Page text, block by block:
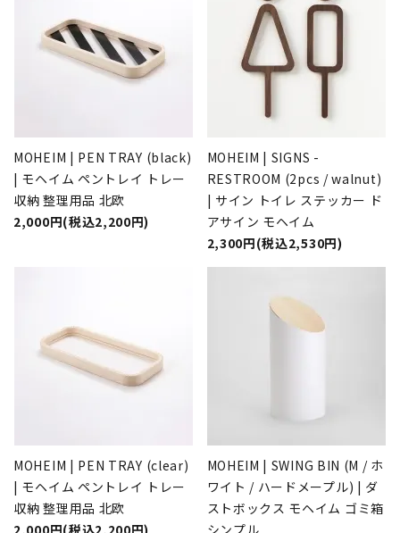
MOHEIM | PEN TRAY (black)
| モヘイム ペントレイ トレー
収納 整理用品 北欧
2,000円(税込2,200円)
MOHEIM | SIGNS -
RESTROOM (2pcs / walnut)
| サイン トイレ ステッカー ド
アサイン モヘイム
2,300円(税込2,530円)
MOHEIM | PEN TRAY (clear)
| モヘイム ペントレイ トレー
収納 整理用品 北欧
2,000円(税込2,200円)
MOHEIM | SWING BIN (M / ホ
ワイト / ハードメープル) | ダ
ストボックス モヘイム ゴミ箱
シンプル